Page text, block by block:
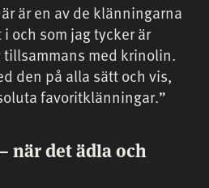
är en av de klänningarna
och som jag tycker är
med krinolin.
den på alla sätt och vis,
favoritklänningar.”
när det ädla och